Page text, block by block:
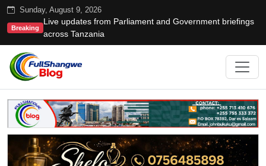
Sunday, August 9, 2026
Breaking
Live updates from Parliament and Government briefings
across Tanzania